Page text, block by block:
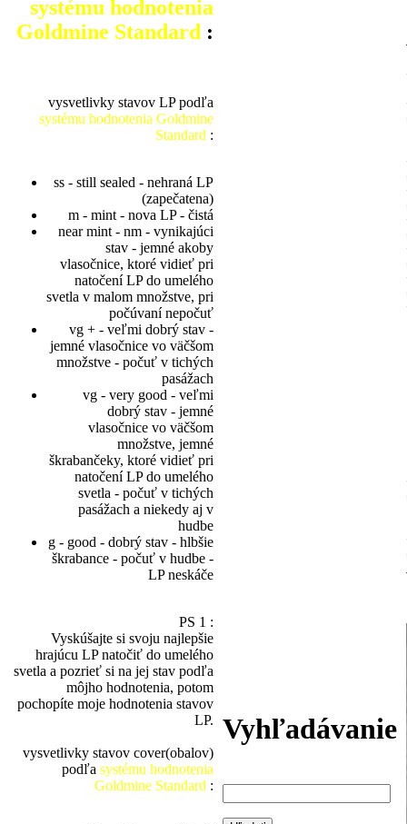
systému hodnotenia
Goldmine Standard :
vysvetlivky stavov LP podľa
systému hodnotenia Goldmine
Standard :
ss - still sealed - nehraná LP
(zapečatena)
m - mint - nova LP - čistá
near mint - nm - vynikajúci
stav - jemné akoby
vlasočnice, ktoré vidieť pri
natočení LP do umelého
svetla v malom množstve, pri
počúvaní nepočuť
vg + - veľmi dobrý stav -
jemné vlasočnice vo väčšom
množstve - počuť v tichých
pasážach
vg - very good - veľmi
dobrý stav - jemné
vlasočnice vo väčšom
množstve, jemné
škrabančeky, ktoré vidieť pri
natočení LP do umelého
svetla - počuť v tichých
pasážach a niekedy aj v
hudbe
g - good - dobrý stav - hlbšie
škrabance - počuť v hudbe -
LP neskáče
PS 1 :
Vyskúšajte si svoju najlepšie
hrajúcu LP natočiť do umelého
svetla a pozrieť si na jej stav podľa
môjho hodnotenia, potom
pochopíte moje hodnotenia stavov
LP.
vysvetlivky stavov cover(obalov)
podľa systému hodnotenia
Goldmine Standard :
Vyhľadávanie